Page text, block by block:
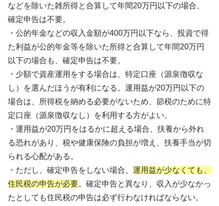
などを除いた雑所得と合算して年間20万円以下の場合、
確定申告は不要。
・公的年金などの収入金額が400万円以下なら、投資で得
た利益が公的年金等を除いた所得と合算して年間20万円
以下の場合も、確定申告は不要。
・少額で資産運用をする場合は、特定口座（源泉徴収な
し）を選んだほうが有利になる。運用益が20万円以下の
場合は、所得税を納める必要がないため、節税のために特
定口座（源泉徴収なし）を利用する方がよい。
・運用益が20万円をはるかに超える場合、扶養から外れ
る恐れがあり、税や健康保険の負担が増え、扶養手当が切
られる心配がある。
・ただし、確定申告をしない場合、 運用益が少なくても、
住民税の申告が必要。確定申告と異なり、収入が少なかっ
たとしても住民税の申告は必ず行わなければならない。